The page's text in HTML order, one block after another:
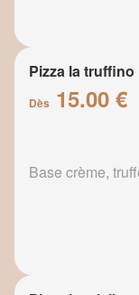
Pizza la truffino
Dès 15.00 €
Base crème,